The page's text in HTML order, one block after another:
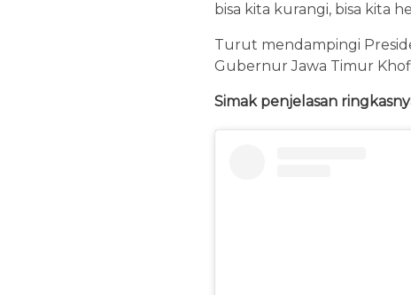
bisa kita kurangi, bisa kita
Turut mendampingi
Gubernur Jawa Timur
Simak penjelasan